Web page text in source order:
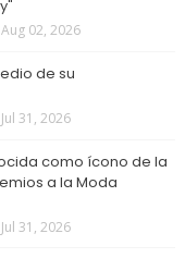
Aug 02, 2026
de su
Jul 31, 2026
como ícono de la
a la Moda
Jul 31, 2026